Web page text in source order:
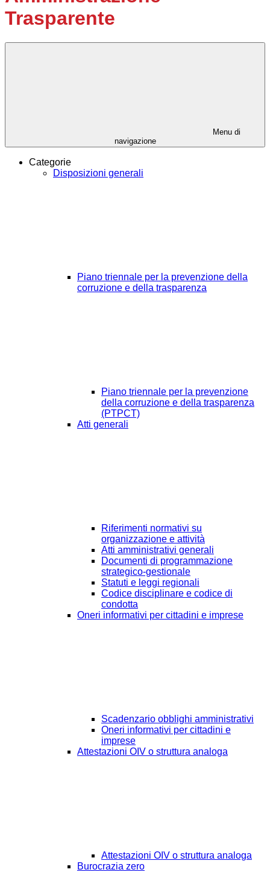
Trasparente
Menu di
navigazione
Categorie
Disposizioni generali
Piano triennale per la prevenzione della
corruzione e della trasparenza
Piano triennale per la prevenzione
della corruzione e della trasparenza
(PTPCT)
Atti generali
Riferimenti normativi su
organizzazione e attività
Atti amministrativi generali
Documenti di programmazione
strategico-gestionale
Statuti e leggi regionali
Codice disciplinare e codice di
condotta
Oneri informativi per cittadini e imprese
Scadenzario obblighi amministrativi
Oneri informativi per cittadini e
imprese
Attestazioni OIV o struttura analoga
Attestazioni OIV o struttura analoga
Burocrazia zero